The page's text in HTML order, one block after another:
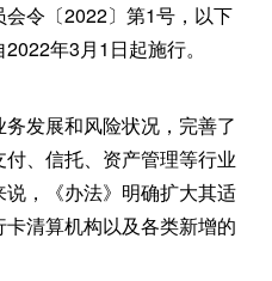
令〔2022〕第1号，以下
年3月1日起施行。
务发展和风险状况，完善了
、信托、资产管理等行业
，《办法》明确扩大其适
清算机构以及各类新增的